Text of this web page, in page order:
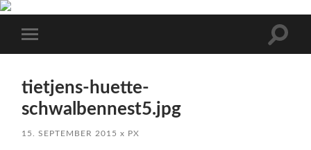
Menü
tietjens-huette-
schwalbennest5.jpg
15. SEPTEMBER 2015 x PX